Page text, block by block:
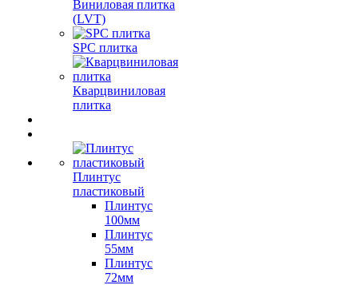
Виниловая плитка
(LVT)
SPC плитка
Кварцвиниловая
плитка
Плинтус
пластиковый
Плинтус
100мм
Плинтус
55мм
Плинтус
72мм